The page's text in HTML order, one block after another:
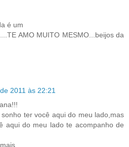
é um
AMO MUITO MESMO...beijos da
2011 às 22:21
ter você aqui do meu lado,mas
aqui do meu lado te acompanho de